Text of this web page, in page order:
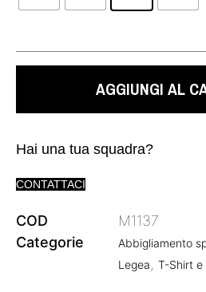
AGGIUNGI AL
Hai una tua squadra?
CONTATTACI
COD
M1137
Categorie
Abbigliamento
Legea, T-Shirt e